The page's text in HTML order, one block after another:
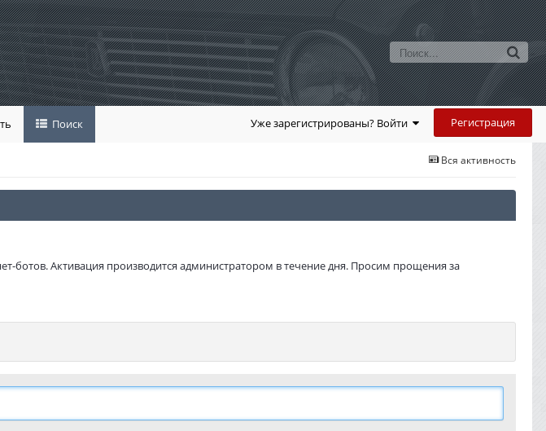
Уже зарегистрированы? Войти Регистрация
Поиск
Вся активность
Активация производится администратором в течение дня. Просим прощения за